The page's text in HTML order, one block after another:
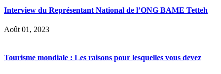
Interview du Représentant National de l’ONG BAME Tetteh
Août 01, 2023
Tourisme mondiale : Les raisons pour lesquelles vous devez